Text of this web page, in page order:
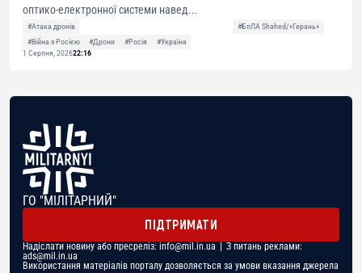
оптико-електронної системи навед...
#Атака дронів
#БпЛА Shahed/«Герань»
#Війна з Росією
#Дрони #Росія
#Україна
1 Серпня, 202622:16
ГО "МІЛІТАРНИЙ"
ПІДТРИМАТИ
Надіслати новину або пресреліз: info@mil.in.ua | З питань реклами:
ads@mil.in.ua
Використання матеріалів порталу дозволяється за умови вказання джерела